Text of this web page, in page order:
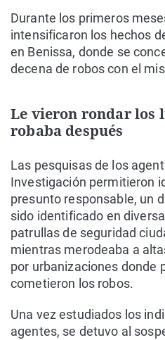
Durante los primeros
intensificaron los hechos
en Benissa, donde se
decena de robos con el
Le vieron rondar los
robaba después
Las pesquisas de los
Investigación permitieron
presunto responsable, un
sido identificado en
patrullas de seguridad
mientras merodeaba a
por urbanizaciones donde
cometieron los robos.
Una vez estudiados los
agentes, se detuvo al